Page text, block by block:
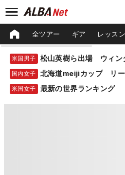
全ツアー ギア レッスン
米国男子
国内女子 北海道meijiカップ リー
米国女子 最新の世界ランキング